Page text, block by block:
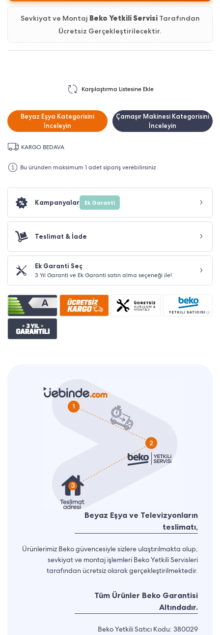
Sevkiyat ve Montaj Beko Yetkili ServisiTarafından
Ücretsiz Gerçekleştirilecektir.
Karşılaştırma Listesine Ekle
Beyaz Eşya Kategorisini
İnceleyin
Çamaşır Makinesi Kategorisini
İnceleyin
KARGO BEDAVA
Bu üründen maksimum 1 adet sipariş verebilirsiniz
Kampanyalar Ek Garanti
Teslimat & İade
Ek Garanti Seç
3 Yıl Garanti ve Ek Garanti satın alma seçeneği ile!
Beyaz Eşya ve Televizyonların
teslimatı,
Ürünlerimiz Beko güvencesiyle sizlere ulaştırılmakta olup,
sevkiyat ve montaj işlemleri Beko Yetkili Servisleri
tarafından ücretsiz olarak gerçekleştirilmektedir.
Tüm Ürünler Beko Garantisi
Altındadır.
Beko Yetkili Satıcı Kodu: 380029